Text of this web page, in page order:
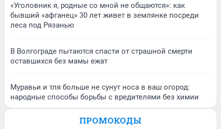
«Уголовник я, родные со мной не общаются»: как
бывший «афганец» 30 лет живет в землянке посреди
леса под Рязанью
В Волгограде пытаются спасти от страшной смерти
оставшихся без мамы ежат
Муравьи и тля больше не сунут носа в ваш огород:
народные способы борьбы с вредителями без химии
ПРОМОКОДЫ